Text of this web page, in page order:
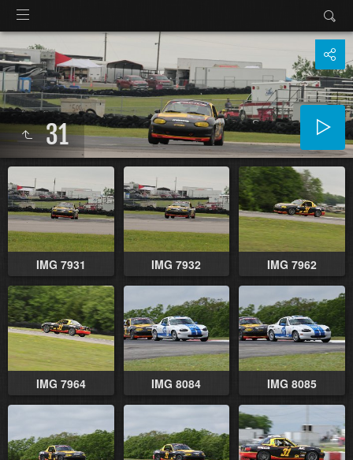
31
IMG 7931 IMG 7932 IMG 7962
IMG 7964 IMG 8084 IMG 8085